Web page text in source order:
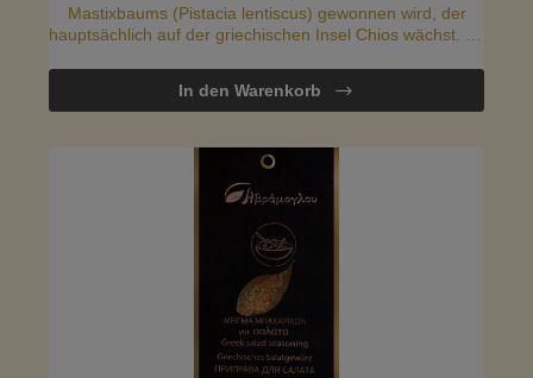
Mastixbaums (Pistacia lentiscus) gewonnen wird, der
hauptsächlich auf der griechischen Insel Chios wächst. Es
In den Warenkorb